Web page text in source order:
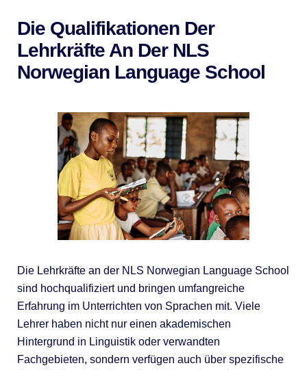
Die Qualifikationen Der
Lehrkräfte An Der NLS
Norwegian Language School
Die Lehrkräfte an der NLS Norwegian Language School
sind hochqualifiziert und bringen umfangreiche
Erfahrung im Unterrichten von Sprachen mit. Viele
Lehrer haben nicht nur einen akademischen
Hintergrund in Linguistik oder verwandten
Fachgebieten, sondern verfügen auch über spezifische